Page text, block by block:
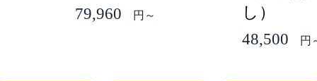
79,960
円～
し）
48,500
円